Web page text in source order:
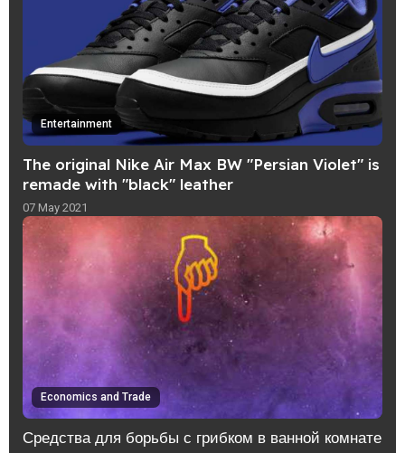
Entertainment
The original Nike Air Max BW "Persian Violet" is
remade with "black" leather
07 May 2021
Economics and Trade
Средства для борьбы с грибком в ванной комнате